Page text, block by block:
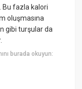
Bu fazla kalori
oluşmasına
gibi turşular da
burada okuyun: